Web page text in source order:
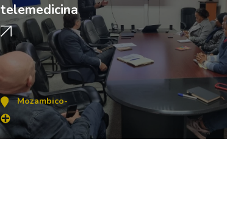
telemedicina
Mozambico-